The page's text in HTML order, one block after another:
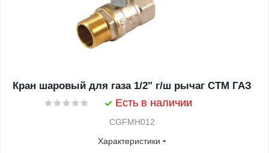
Кран шаровый для газа 1/2" г/ш рычаг CTM ГАЗ
Есть в наличии
CGFMH012
Характеристики